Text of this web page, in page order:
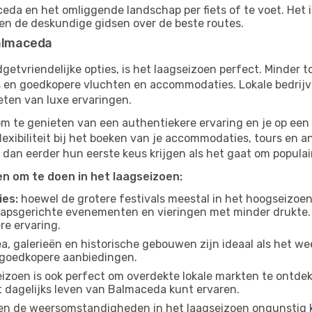
en het omliggende landschap per fiets of te voet. Het
de deskundige gidsen over de beste routes.
opties, is het laagseizoen perfect. Minder
goedkopere vluchten en accommodaties. Lokale
van luxe ervaringen.
te genieten van een authentiekere ervaring en je op
bij het boeken van je accommodaties, tours en
eerder hun eerste keus krijgen als het gaat om
om te doen in het laagseizoen:
hoewel de grotere festivals meestal in het
evenementen en vieringen met minder
ervaring.
galerieën en historische gebouwen zijn ideaal als het
aanbiedingen.
is ook perfect om overdekte lokale markten te
leven van Balmaceda kunt ervaren.
de weersomstandigheden in het laagseizoen ongunstig